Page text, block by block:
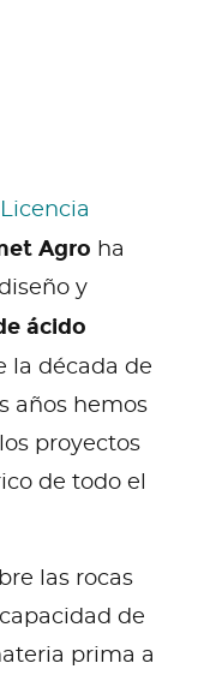
Licencia
Agro ha
y
ácido
la década de
años hemos
proyectos
de todo el
las rocas
de
prima a